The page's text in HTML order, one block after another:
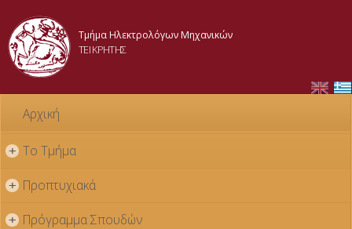
κυρίως
Τμήμα Ηλεκτρολόγων Μηχανικών
ΤΕΙ ΚΡΗΤΗΣ
Αρχική
+ Το Τμήμα
+ Προπτυχιακά
+ Πρόγραμμα Σπουδών